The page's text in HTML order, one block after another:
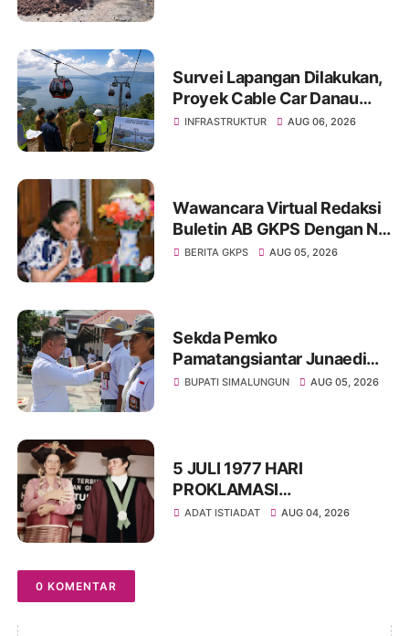
Survei Lapangan Dilakukan,
Proyek Cable Car Danau
Toba Masih Terkendala
INFRASTRUKTUR AUG 06, 2026
Wawancara Virtual Redaksi
Buletin AB GKPS Dengan Ny
St RK Purba Pakpak Boru
BERITA GKPS AUG 05, 2026
Sekda Pemko
Pamatangsiantar Junaedi
Pembina Upacara
BUPATI SIMALUNGUN AUG 05, 2026
5 JULI 1977 HARI
PROKLAMASI
KEMERDEKAAN BAHASA
ADAT ISTIADAT AUG 04, 2026
0 KOMENTAR